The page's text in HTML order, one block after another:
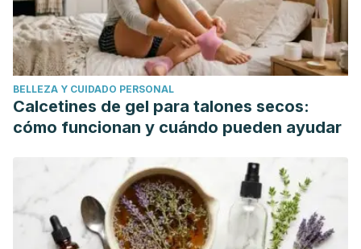
Chemistry 2016 64 (22), 4435-4449 DOI:
10.1021/acs.jafc.6b00857
BELLEZA Y CUIDADO PERSONAL
Calcetines de gel para talones secos:
cómo funcionan y cuándo pueden ayudar